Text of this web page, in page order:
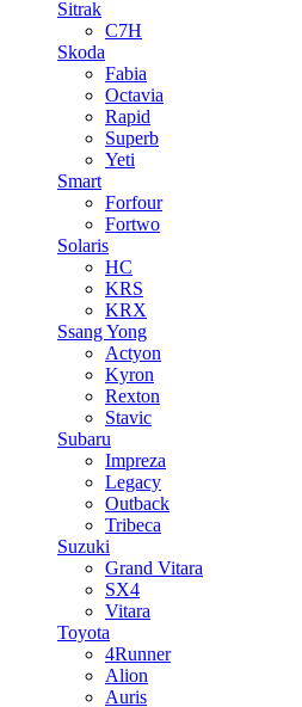
Sitrak
C7H
Skoda
Fabia
Octavia
Rapid
Superb
Yeti
Smart
Forfour
Fortwo
Solaris
HC
KRS
KRX
Ssang Yong
Actyon
Kyron
Rexton
Stavic
Subaru
Impreza
Legacy
Outback
Tribeca
Suzuki
Grand Vitara
SX4
Vitara
Toyota
4Runner
Alion
Auris